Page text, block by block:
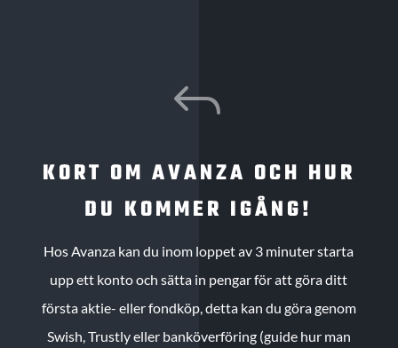
J
KORT OM AVANZA OCH HUR
DU KOMMER IGÅNG!
Hos Avanza kan du inom loppet av 3 minuter starta
upp ett konto och sätta in pengar för att göra ditt
första aktie- eller fondköp, detta kan du göra genom
Swish, Trustly eller banköverföring (guide hur man